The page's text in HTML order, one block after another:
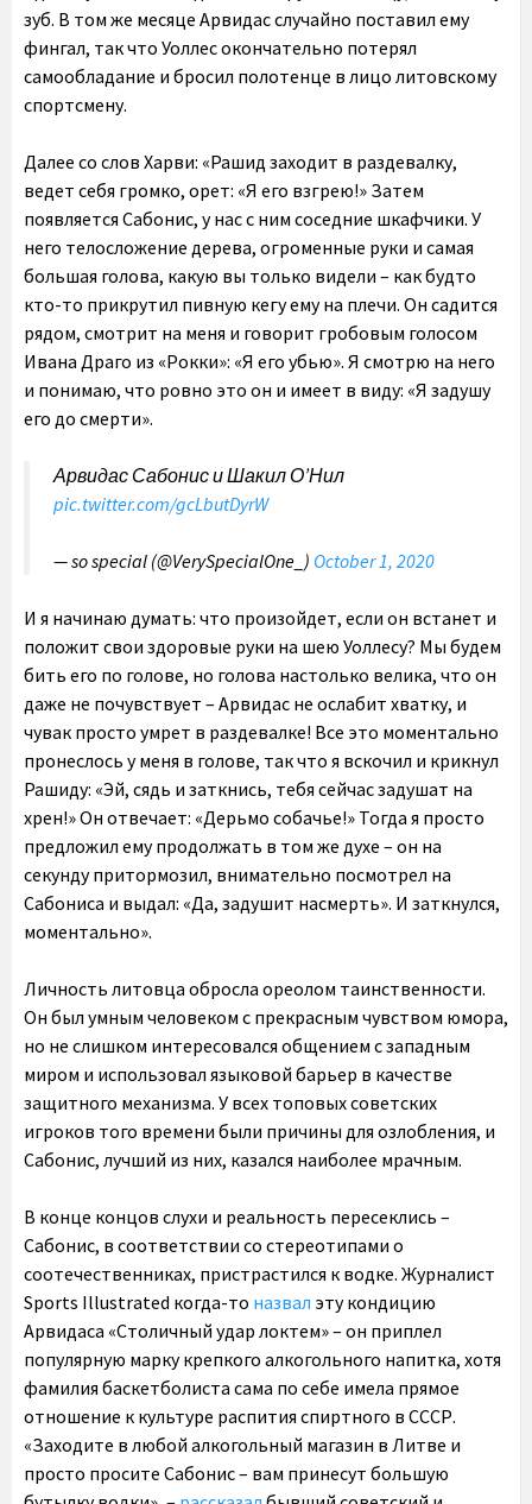
зуб. В том же месяце Арвидас случайно поставил ему
фингал, так что Уоллес окончательно потерял
самообладание и бросил полотенце в лицо литовскому
спортсмену.
Далее со слов Харви: «Рашид заходит в раздевалку,
ведет себя громко, орет: «Я его взгрею!» Затем
появляется Сабонис, у нас с ним соседние шкафчики. У
него телосложение дерева, огроменные руки и самая
большая голова, какую вы только видели – как будто
кто-то прикрутил пивную кегу ему на плечи. Он садится
рядом, смотрит на меня и говорит гробовым голосом
Ивана Драго из «Рокки»: «Я его убью». Я смотрю на него
и понимаю, что ровно это он и имеет в виду: «Я задушу
его до смерти».
Арвидас Сабонис и Шакил О’Нил
pic.twitter.com/gcLbutDyrW
— so special (@VerySpecialOne_) October 1, 2020
И я начинаю думать: что произойдет, если он встанет и
положит свои здоровые руки на шею Уоллесу? Мы будем
бить его по голове, но голова настолько велика, что он
даже не почувствует – Арвидас не ослабит хватку, и
чувак просто умрет в раздевалке! Все это моментально
пронеслось у меня в голове, так что я вскочил и крикнул
Рашиду: «Эй, сядь и заткнись, тебя сейчас задушат на
хрен!» Он отвечает: «Дерьмо собачье!» Тогда я просто
предложил ему продолжать в том же духе – он на
секунду притормозил, внимательно посмотрел на
Сабониса и выдал: «Да, задушит насмерть». И заткнулся,
моментально».
Личность литовца обросла ореолом таинственности.
Он был умным человеком с прекрасным чувством юмора,
но не слишком интересовался общением с западным
миром и использовал языковой барьер в качестве
защитного механизма. У всех топовых советских
игроков того времени были причины для озлобления, и
Сабонис, лучший из них, казался наиболее мрачным.
В конце концов слухи и реальность пересеклись –
Сабонис, в соответствии со стереотипами о
соотечественниках, пристрастился к водке. Журналист
Sports Illustrated когда-то назвал эту кондицию
Арвидаса «Столичный удар локтем» – он приплел
популярную марку крепкого алкогольного напитка, хотя
фамилия баскетболиста сама по себе имела прямое
отношение к культуре распития спиртного в СССР.
«Заходите в любой алкогольный магазин в Литве и
просто просите Сабонис – вам принесут большую